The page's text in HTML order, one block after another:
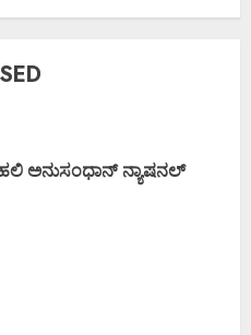
ಅನುಸಂಧಾನ್ ನ್ಯಾಷನಲ್